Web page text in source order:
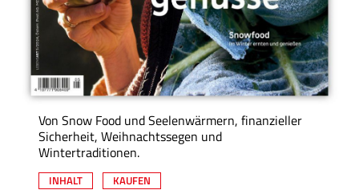
Von Snow Food und Seelenwärmern, finanzieller
Sicherheit, Weihnachtssegen und
Wintertraditionen.
INHALT KAUFEN